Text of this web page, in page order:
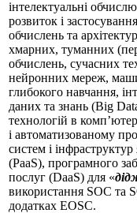
інтелектуальні
розвиток і
обчислень та
хмарних, туманних
обчислень, сучасних
нейронних мереж,
глибокого навчання,
даних та знань (Big
технологій в
і автоматизованому
систем і
(PaaS), програмного
послуг (DaaS) для «
використання SOC та
додатках EOSC.